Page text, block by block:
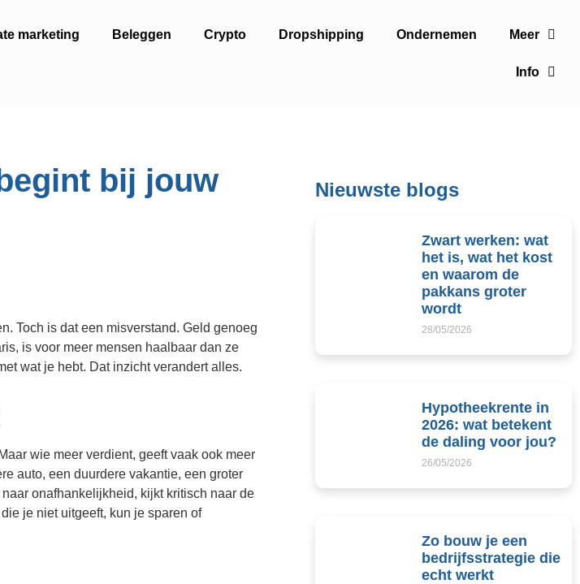
marketing Beleggen Crypto Dropshipping Ondernemen Meer
Info
bij jouw
Toch is dat een misverstand. Geld genoeg
is voor meer mensen haalbaar dan ze
wat je hebt. Dat inzicht verandert alles.
wie meer verdient, geeft vaak ook meer
auto, een duurdere vakantie, een groter
onafhankelijkheid, kijkt kritisch naar de
je niet uitgeeft, kun je sparen of
Nieuwste blogs
Zwart werken: wat
het is, wat het kost
en waarom de
pakkans groter
wordt
28/05/2026
Hypotheekrente in
2026: wat betekent
de daling voor jou?
26/05/2026
Zo bouw je een
bedrijfsstrategie die
echt werkt